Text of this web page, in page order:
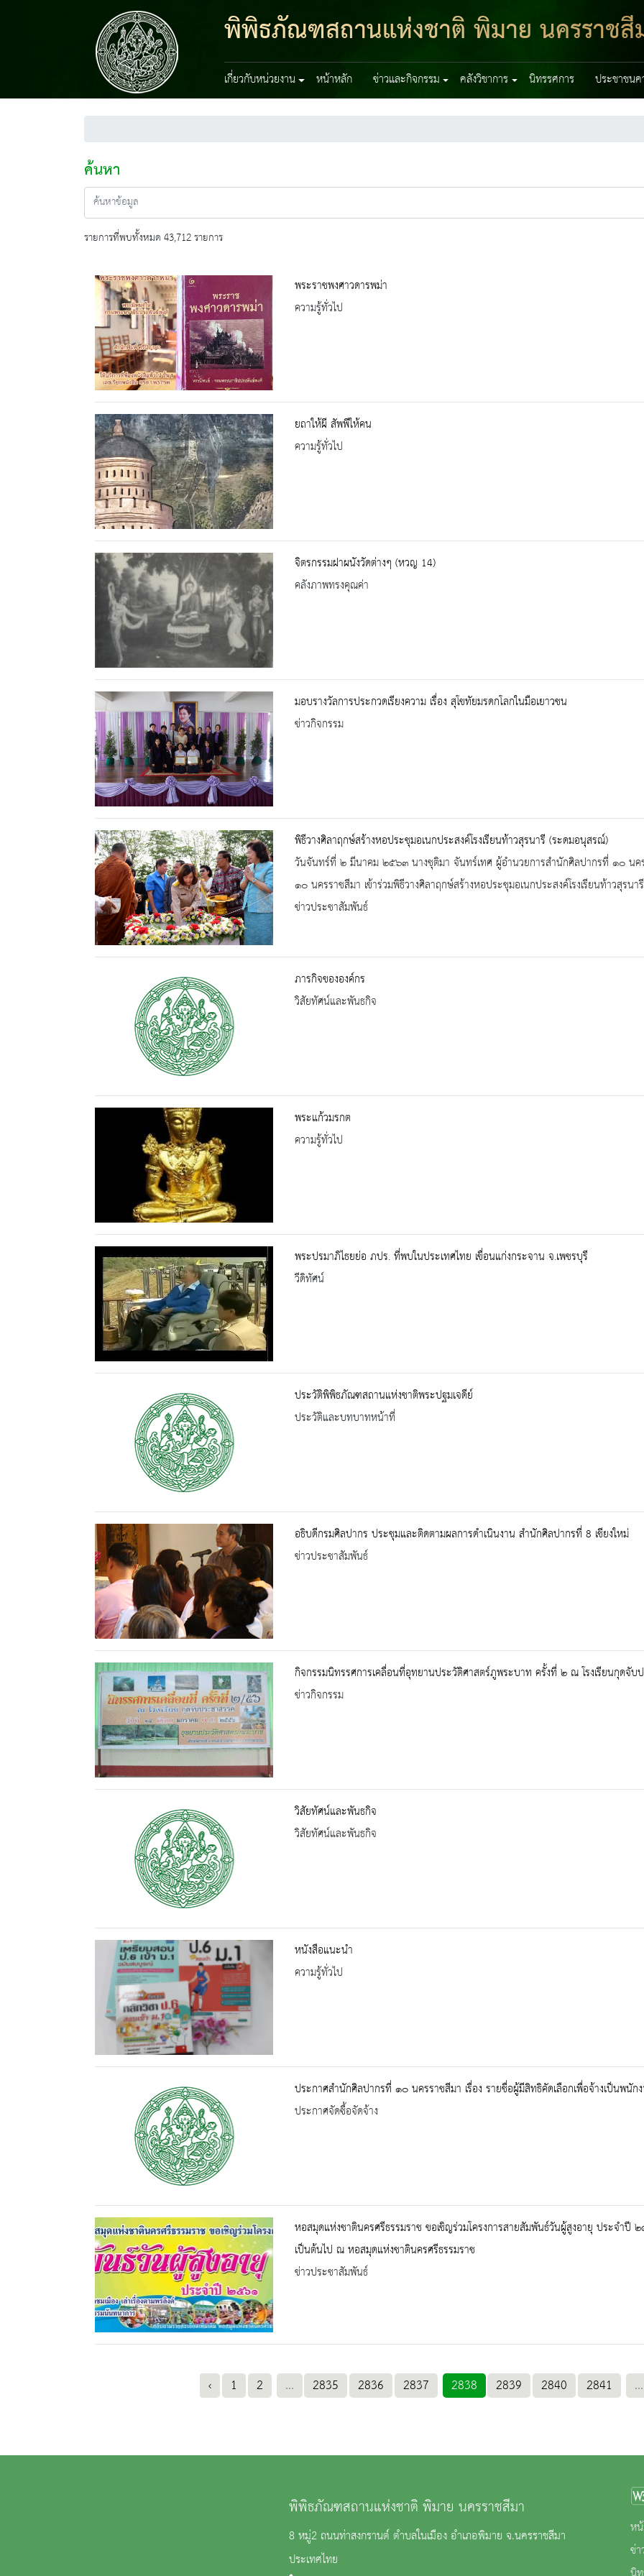
พิพิธภัณฑสถานแห่งชาติ พิมาย นครราชสี
เกี่ยวกับหน่วยงาน หน้าหลัก ข่าวและกิจกรรม คลังวิชาการ นิทรรศการ ประชาชน
ค้นหา
รายการที่พบทั้งหมด 43,712 รายการ
พระราชพงศาวดารพม่า
ความรู้ทั่วไป
ยถาให้ผี สัพพีให้คน
ความรู้ทั่วไป
จิตรกรรมฝาผนังวัดต่างๆ (หวญ 14)
คลังภาพทรงคุณค่า
มอบรางวัลการประกวดเรียงความ เรื่อง สุโขทัยมรดกโลกในมือเยาวชน
ข่าวกิจกรรม
พิธีวางศิลาฤกษ์สร้างหอประชุมอเนกประสงค์โรงเรียนท้าวสุรนารี (ระดมอนุสรณ์)
วันจันทร์ที่ ๒ มีนาคม ๒๕๖๓ นางชุติมา จันทร์เทศ ผู้อำนวยการสำนักศิลปากรที่ ๑๐ นค
๑๐ นครราชสีมา เข้าร่วมพิธีวางศิลาฤกษ์สร้างหอประชุมอเนกประสงค์โรงเรียนท้าวสุร
ข่าวประชาสัมพันธ์
ภารกิจขององค์กร
วิสัยทัศน์และพันธกิจ
พระแก้วมรกต
ความรู้ทั่วไป
พระปรมาภิไธยย่อ ภปร. ที่พบในประเทศไทย เขื่อนแก่งกระจาน จ.เพชรบุรี
วีดิทัศน์
ประวัติพิพิธภัณฑสถานแห่งชาติพระปฐมเจดีย์
ประวัติและบทบาทหน้าที่
อธิบดีกรมศิลปากร ประชุมและติดตามผลการดำเนินงาน สำนักศิลปากรที่ 8 เชียงใหม่
ข่าวประชาสัมพันธ์
กิจกรรมนิทรรศการเคลื่อนที่อุทยานประวัติศาสตร์ภูพระบาท ครั้งที่ ๒ ณ โรงเรียนกุดจับ
ข่าวกิจกรรม
วิสัยทัศน์และพันธกิจ
วิสัยทัศน์และพันธกิจ
หนังสือแนะนำ
ความรู้ทั่วไป
ประกาศสำนักศิลปากรที่ ๑๐ นครราชสีมา เรื่อง รายชื่อผู้มีสิทธิคัดเลือกเพื่อจ้างเป็นพ
ประกาศจัดซื้อจัดจ้าง
หอสมุดแห่งชาตินครศรีธรรมราช ขอเชิญร่วมโครงการสายสัมพันธ์วันผู้สูงอายุ ประจ
เป็นต้นไป ณ หอสมุดแห่งชาตินครศรีธรรมราช
ข่าวประชาสัมพันธ์
‹ 1 2 ... 2835 2836 2837 2838 2839 2840 2841 ...
พิพิธภัณฑสถานแห่งชาติ พิมาย นครราชสีมา
8 หมู่2 ถนนท่าสงกรานต์ ตำบลในเมือง อำเภอพิมาย จ.นครราชสีมา
ประเทศไทย
ห
ข่